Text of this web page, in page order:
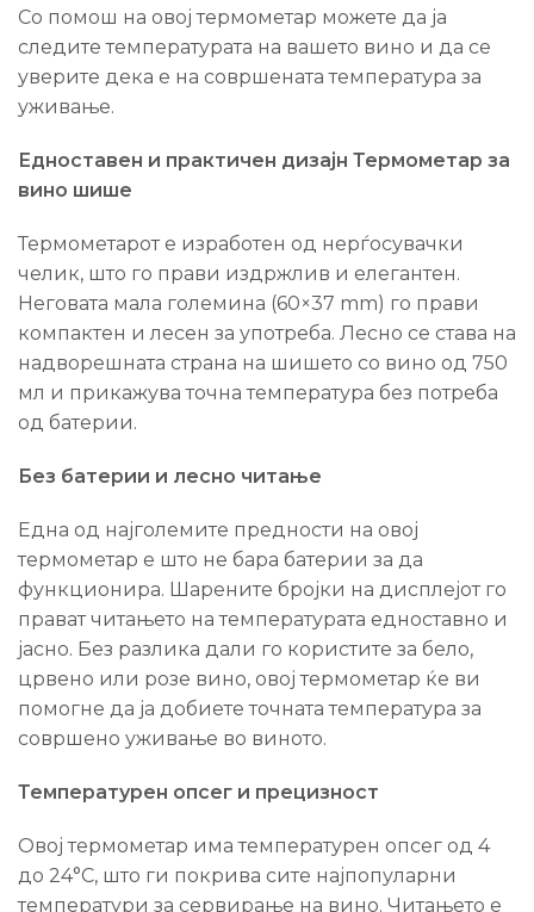
Со помош на овој термометар можете да ја
следите температурата на вашето вино и да се
уверите дека е на совршената температура за
уживање.
Едноставен и практичен дизајн Термометар за
вино шише
Термометарот е изработен од нерѓосувачки
челик, што го прави издржлив и елегантен.
Неговата мала големина (60×37 mm) го прави
компактен и лесен за употреба. Лесно се става на
надворешната страна на шишето со вино од 750
мл и прикажува точна температура без потреба
од батерии.
Без батерии и лесно читање
Една од најголемите предности на овој
термометар е што не бара батерии за да
функционира. Шарените бројки на дисплејот го
прават читањето на температурата едноставно и
јасно. Без разлика дали го користите за бело,
црвено или розе вино, овој термометар ќе ви
помогне да ја добиете точната температура за
совршено уживање во виното.
Температурен опсег и прецизност
Овој термометар има температурен опсег од 4
до 24°C, што ги покрива сите најпопуларни
температури за сервирање на вино. Читањето е